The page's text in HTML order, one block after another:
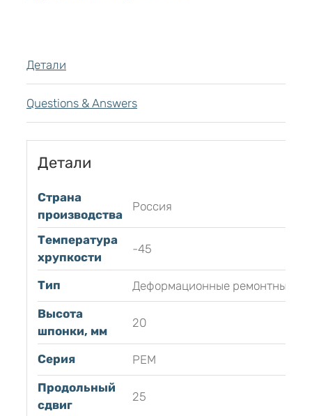
Детали
Questions & Answers
Детали
Страна
производства
Россия
Температура
хрупкости
-45
Тип
Деформационные ремонтные
Высота
шпонки, мм
20
Серия
РЕМ
Продольный
сдвиг
25